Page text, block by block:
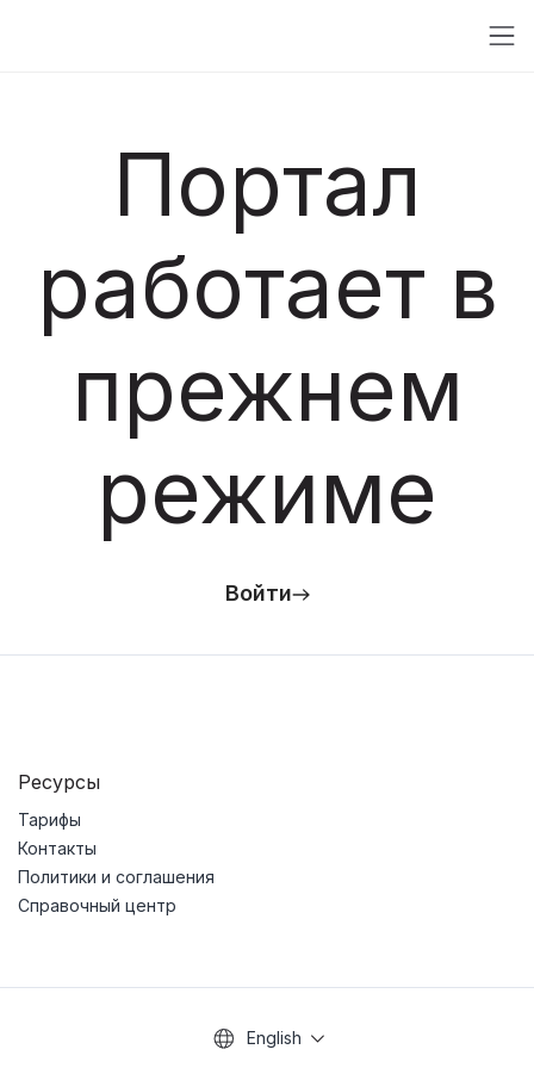
Портал
работает в
прежнем
режиме
Войти
Ресурсы
Тарифы
Контакты
Политики и соглашения
Справочный центр
English